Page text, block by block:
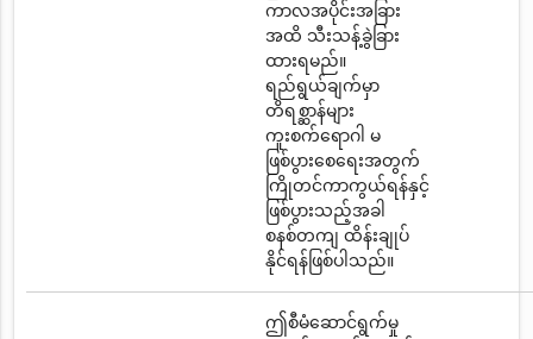
ကာလအပိုင်းအခြား
အထိ သီးသန့်ခွဲခြား
ထားရမည်။
ရည်ရွယ်ချက်မှာ
တိရစ္ဆာန်များ
ကူးစက်ရောဂါ မ
ဖြစ်ပွားစေရေးအတွက်
ကြိုတင်ကာကွယ်ရန်နှင့်
ဖြစ်ပွားသည့်အခါ
စနစ်တကျ ထိန်းချုပ်
နိုင်ရန်ဖြစ်ပါသည်။
ဤစီမံဆောင်ရွက်မှု